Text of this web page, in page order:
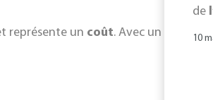
. Par exemple... des marges
représente un coût. Avec un tableau
de
10